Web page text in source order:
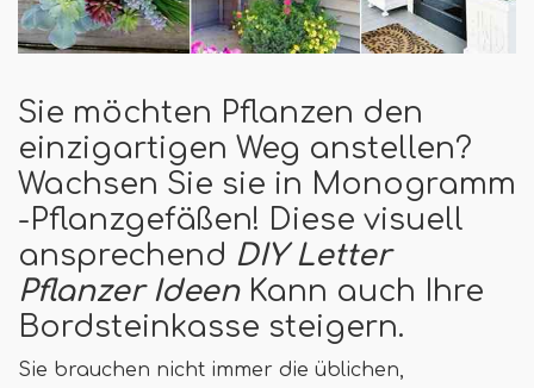
Sie möchten Pflanzen den
einzigartigen Weg anstellen?
Wachsen Sie sie in Monogramm
-Pflanzgefäßen! Diese visuell
ansprechend DIY Letter
Pflanzer Ideen Kann auch Ihre
Bordsteinkasse steigern.
Sie brauchen nicht immer die üblichen,